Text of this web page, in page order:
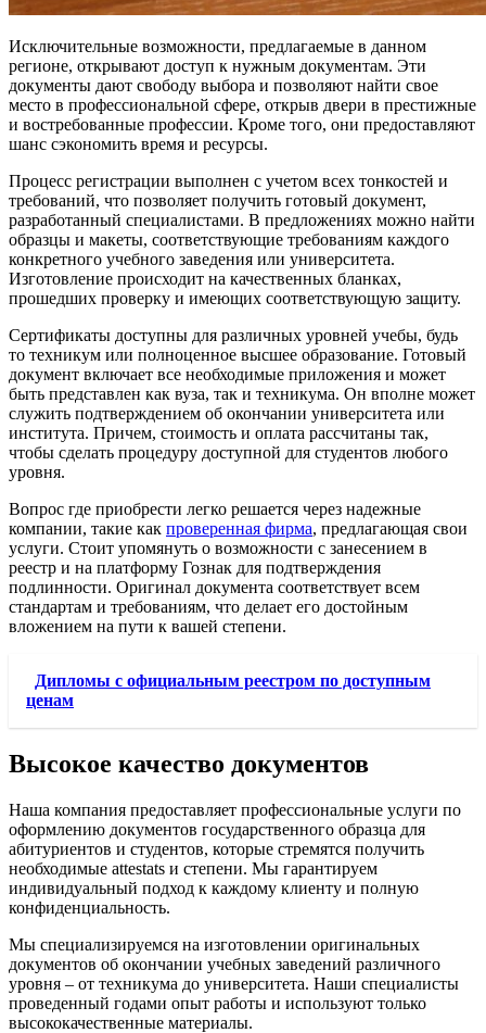
Исключительные возможности, предлагаемые в данном
регионе, открывают доступ к нужным документам. Эти
документы дают свободу выбора и позволяют найти свое
место в профессиональной сфере, открыв двери в престижные
и востребованные профессии. Кроме того, они предоставляют
шанс сэкономить время и ресурсы.
Процесс регистрации выполнен с учетом всех тонкостей и
требований, что позволяет получить готовый документ,
разработанный специалистами. В предложениях можно найти
образцы и макеты, соответствующие требованиям каждого
конкретного учебного заведения или университета.
Изготовление происходит на качественных бланках,
прошедших проверку и имеющих соответствующую защиту.
Сертификаты доступны для различных уровней учебы, будь
то техникум или полноценное высшее образование. Готовый
документ включает все необходимые приложения и может
быть представлен как вуза, так и техникума. Он вполне может
служить подтверждением об окончании университета или
института. Причем, стоимость и оплата рассчитаны так,
чтобы сделать процедуру доступной для студентов любого
уровня.
Вопрос где приобрести легко решается через надежные
компании, такие как проверенная фирма, предлагающая свои
услуги. Стоит упомянуть о возможности с занесением в
реестр и на платформу Гознак для подтверждения
подлинности. Оригинал документа соответствует всем
стандартам и требованиям, что делает его достойным
вложением на пути к вашей степени.
Дипломы с официальным реестром по доступным
ценам
Высокое качество документов
Наша компания предоставляет профессиональные услуги по
оформлению документов государственного образца для
абитуриентов и студентов, которые стремятся получить
необходимые attestats и степени. Мы гарантируем
индивидуальный подход к каждому клиенту и полную
конфиденциальность.
Мы специализируемся на изготовлении оригинальных
документов об окончании учебных заведений различного
уровня – от техникума до университета. Наши специалисты
проведенный годами опыт работы и используют только
высококачественные материалы.